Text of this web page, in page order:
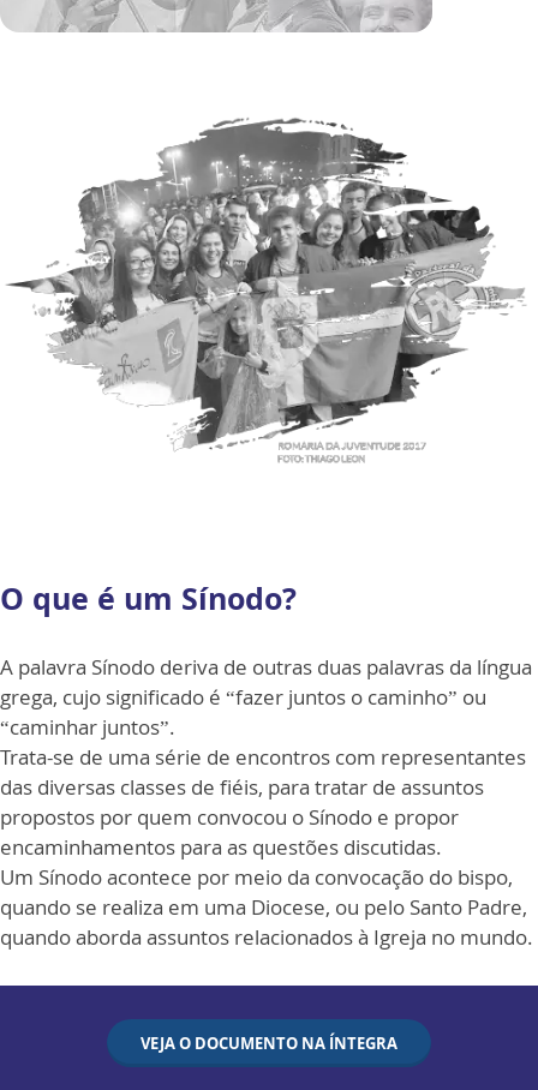
O que é um Sínodo?
A palavra Sínodo deriva de outras duas palavras da língua
grega, cujo significado é “fazer juntos o caminho” ou
“caminhar juntos”.
Trata-se de uma série de encontros com representantes
das diversas classes de fiéis, para tratar de assuntos
propostos por quem convocou o Sínodo e propor
encaminhamentos para as questões discutidas.
Um Sínodo acontece por meio da convocação do bispo,
quando se realiza em uma Diocese, ou pelo Santo Padre,
quando aborda assuntos relacionados à Igreja no mundo.
VEJA O DOCUMENTO NA ÍNTEGRA